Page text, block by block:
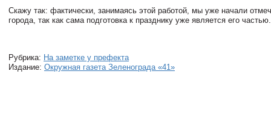
Скажу так: фактически, занимаясь этой работой, мы уже начали
города, так как сама подготовка к празднику уже является его частью.
Рубрика: На заметке у префекта
Издание: Окружная газета Зеленограда «41»